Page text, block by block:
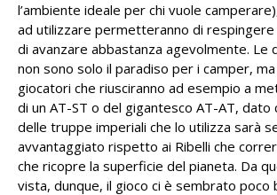
l’ambiente ideale per chi vuole
ad utilizzare permetteranno di
di avanzare abbastanza agevolmente. Le
non sono solo il paradiso per i camper,
giocatori che riusciranno ad esempio a
di un AT-ST o del gigantesco AT-AT, dato
delle truppe imperiali che lo utilizza sarà
avvantaggiato rispetto ai Ribelli che
che ricopre la superficie del pianeta. Da
vista, dunque, il gioco ci è sembrato poco